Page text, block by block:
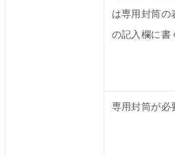
は専用封筒の
の記入欄に書
専用封筒が必